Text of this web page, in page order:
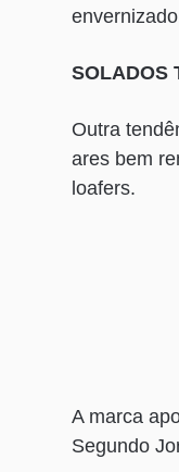
SOLADOS
Outra
ares bem
loafers.
A marca
Segundo